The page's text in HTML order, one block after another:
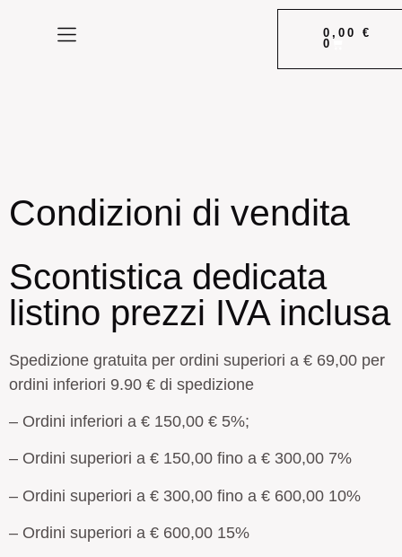
0,00 €
0
Condizioni di vendita
Scontistica dedicata
listino prezzi IVA inclusa
Spedizione gratuita per ordini superiori a € 69,00 per
ordini inferiori 9.90 € di spedizione
– Ordini inferiori a € 150,00 € 5%;
– Ordini superiori a € 150,00 fino a € 300,00 7%
– Ordini superiori a € 300,00 fino a € 600,00 10%
– Ordini superiori a € 600,00 15%